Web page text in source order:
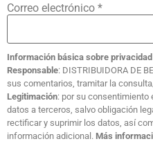
Correo electrónico *
Información básica sobre privacidad
Responsable: DISTRIBUIDORA DE
sus comentarios, tramitar la
Legitimación: por su consentimiento
datos a terceros, salvo obligación
rectificar y suprimir los datos, así
información adicional. Más